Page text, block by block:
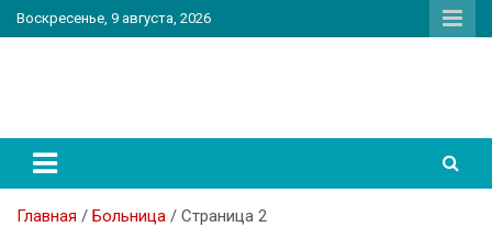
Перейти
к
Воскресенье, 9 августа, 2026
Главная Больница Страница 2